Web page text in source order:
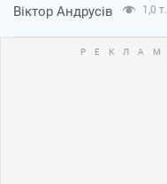
Віктор Андрусів 1,0 т.